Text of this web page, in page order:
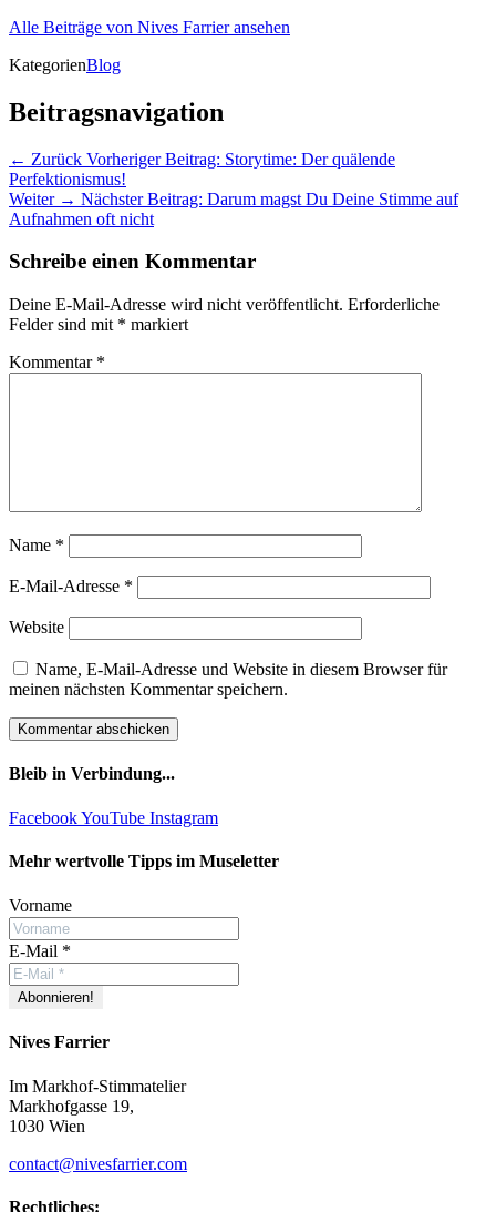
Alle Beiträge von Nives Farrier ansehen
KategorienBlog
Beitragsnavigation
← Zurück Vorheriger Beitrag: Storytime: Der quälende
Perfektionismus!
Weiter → Nächster Beitrag: Darum magst Du Deine Stimme auf
Aufnahmen oft nicht
Schreibe einen Kommentar
Deine E-Mail-Adresse wird nicht veröffentlicht. Erforderliche
Felder sind mit * markiert
Kommentar *
Name *
E-Mail-Adresse *
Website
Name, E-Mail-Adresse und Website in diesem Browser für
meinen nächsten Kommentar speichern.
Bleib in Verbindung...
FacebookYouTube Instagram
Mehr wertvolle Tipps im Museletter
Vorname
E-Mail *
Nives Farrier
Im Markhof-Stimmatelier
Markhofgasse 19,
1030 Wien
contact@nivesfarrier.com
Rechtliches: